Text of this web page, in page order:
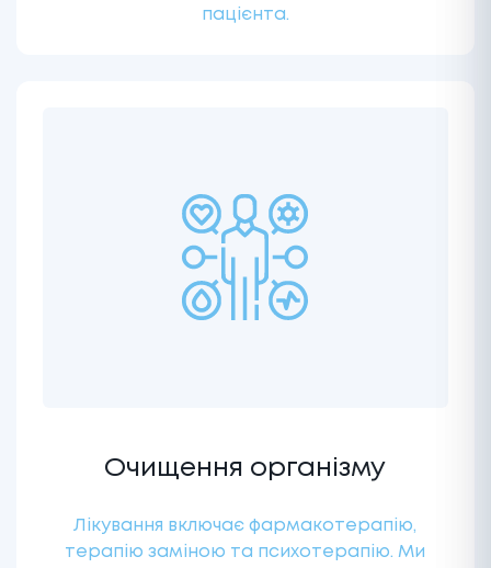
пацієнта.
Очищення організму
Лікування включає фармакотерапію,
терапію заміною та психотерапію. Ми